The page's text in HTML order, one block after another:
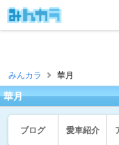
みんカラ 華月
華月
ブログ 愛車紹介